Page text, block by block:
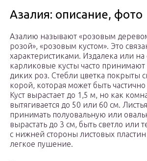
Азалия: описание, фото
Азалию называют «розовым
розой», «розовым кустом». Это
характеристиками. Издалека или на
карликовые кусты часто принимают
диких роз. Стебли цветка покрыты
корой, которая может быть
Куст вырастает до 1,5 м, но как
вытягивается до 50 или 60 см.
принимать полуовальную или
вырастать до 3 см, быть светло или
с нижней стороны листовых
легкое пушение.